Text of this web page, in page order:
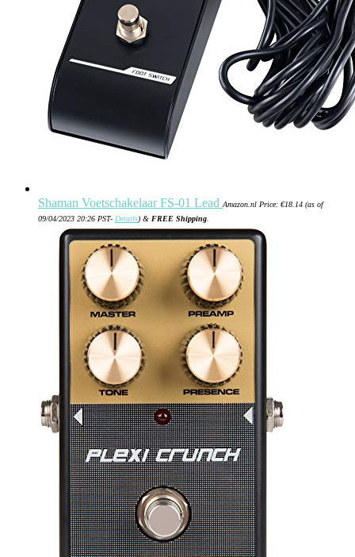
Shaman Voetschakelaar FS-01 Lead Amazon.nl Price: €18.14 (as of
09/04/2023 20:26 PST- Details) & FREE Shipping